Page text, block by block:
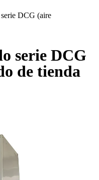
DCG (aire
serie DCG
de tienda